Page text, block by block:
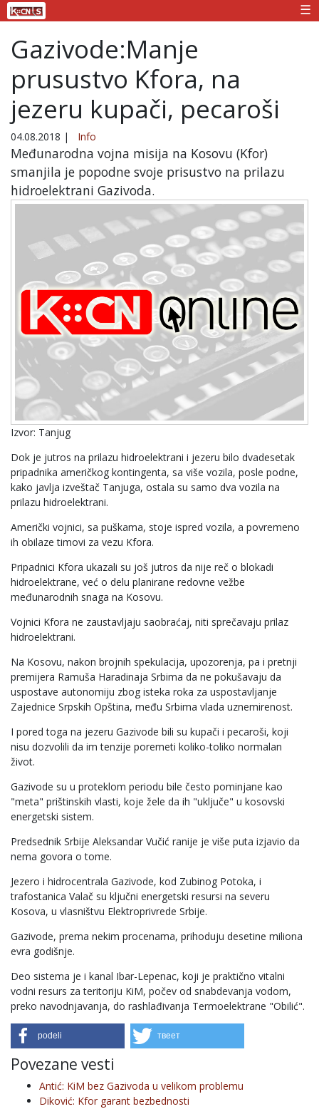
☰
Gazivode:Manje
prusustvo Kfora, na
jezeru kupači, pecaroši
04.08.2018 | Info
Međunarodna vojna misija na Kosovu (Kfor)
smanjila je popodne svoje prisustvo na prilazu
hidroelektrani Gazivoda.
Izvor: Tanjug
Dok je jutros na prilazu hidroelektrani i jezeru bilo dvadesetak
pripadnika američkog kontingenta, sa više vozila, posle podne,
kako javlja izveštač Tanjuga, ostala su samo dva vozila na
prilazu hidroelektrani.
Američki vojnici, sa puškama, stoje ispred vozila, a povremeno
ih obilaze timovi za vezu Kfora.
Pripadnici Kfora ukazali su još jutros da nije reč o blokadi
hidroelektrane, već o delu planirane redovne vežbe
međunarodnih snaga na Kosovu.
Vojnici Kfora ne zaustavljaju saobraćaj, niti sprečavaju prilaz
hidroelektrani.
Na Kosovu, nakon brojnih spekulacija, upozorenja, pa i pretnji
premijera Ramuša Haradinaja Srbima da ne pokušavaju da
uspostave autonomiju zbog isteka roka za uspostavljanje
Zajednice Srpskih Opština, među Srbima vlada uznemirenost.
I pored toga na jezeru Gazivode bili su kupači i pecaroši, koji
nisu dozvolili da im tenzije poremeti koliko-toliko normalan
život.
Gazivode su u proteklom periodu bile često pominjane kao
"meta" prištinskih vlasti, koje žele da ih "uključe" u kosovski
energetski sistem.
Predsednik Srbije Aleksandar Vučić ranije je više puta izjavio da
nema govora o tome.
Jezero i hidrocentrala Gazivode, kod Zubinog Potoka, i
trafostanica Valač su ključni energetski resursi na severu
Kosova, u vlasništvu Elektroprivrede Srbije.
Gazivode, prema nekim procenama, prihoduju desetine miliona
evra godišnje.
Deo sistema je i kanal Ibar-Lepenac, koji je praktično vitalni
vodni resurs za teritoriju KiM, počev od snabdevanja vodom,
preko navodnjavanja, do rashlađivanja Termoelektrane "Obilić".
podeli твеет
Povezane vesti
Antić: KiM bez Gazivoda u velikom problemu
Diković: Kfor garant bezbednosti